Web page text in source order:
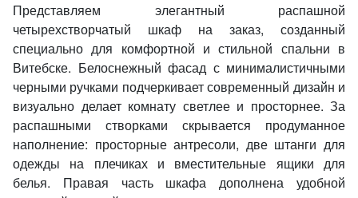
Представляем элегантный распашной
четырехстворчатый шкаф на заказ, созданный
специально для комфортной и стильной спальни в
Витебске. Белоснежный фасад с минималистичными
черными ручками подчеркивает современный дизайн и
визуально делает комнату светлее и просторнее. За
распашными створками скрывается продуманное
наполнение: просторные антресоли, две штанги для
одежды на плечиках и вместительные ящики для
белья. Правая часть шкафа дополнена удобной